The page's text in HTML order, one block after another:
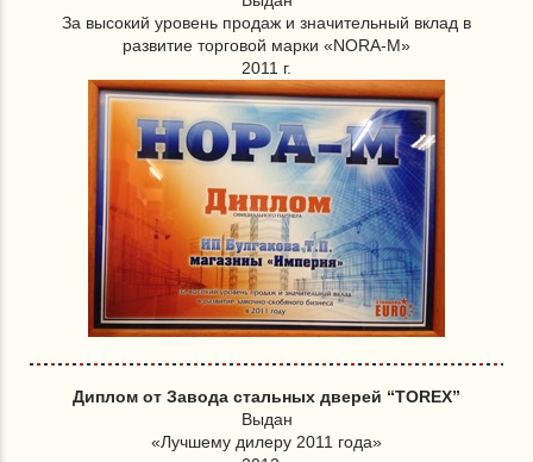
За высокий уровень продаж и значительный вклад в
развитие торговой марки «NORA-M»
2011 г.
Диплом от Завода стальных дверей “TOREX”
Выдан
«Лучшему дилеру 2011 года»